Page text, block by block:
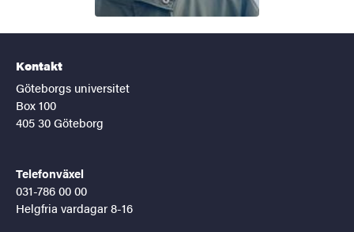
Kontakt
Göteborgs universitet
Box 100
405 30 Göteborg
Telefonväxel
031-786 00 00
Helgfria vardagar 8-16